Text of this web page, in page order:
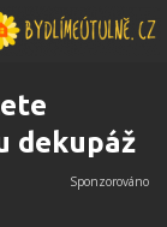
dekupáž